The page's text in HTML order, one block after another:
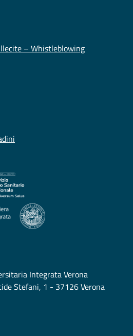
– Whistleblowing
Integrata Verona
Stefani, 1 - 37126 Verona